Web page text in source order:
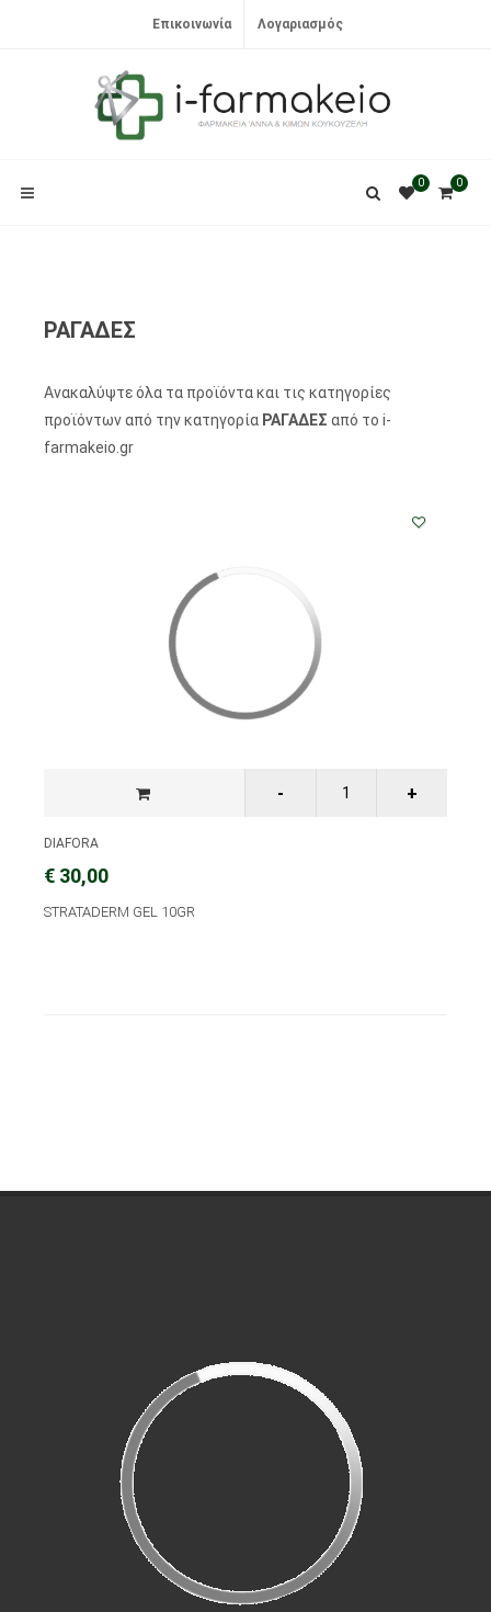
Επικοινωνία Λογαριασμός
0
0
ΡΑΓΑΔΕΣ
Ανακαλύψτε όλα τα προϊόντα και τις κατηγορίες
προϊόντων από την κατηγορία ΡΑΓΑΔΕΣ από το i-
farmakeio.gr
DIAFORA
€ 30,00
STRATADERM GEL 10GR